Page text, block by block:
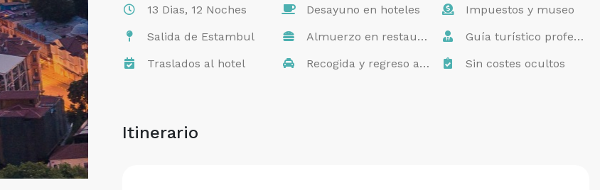
13 Dias, 12 Noches
Salida de Estambul
Traslados al hotel
Desayuno en hoteles
Almuerzo en restaurantes
Recogida y regreso al hotel
Impuestos y museo
Guía turístico profesional
Sin costes ocultos
Itinerario